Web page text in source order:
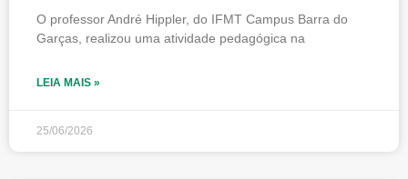
O professor André Hippler, do IFMT Campus Barra do
Garças, realizou uma atividade pedagógica na
LEIA MAIS »
25/06/2026